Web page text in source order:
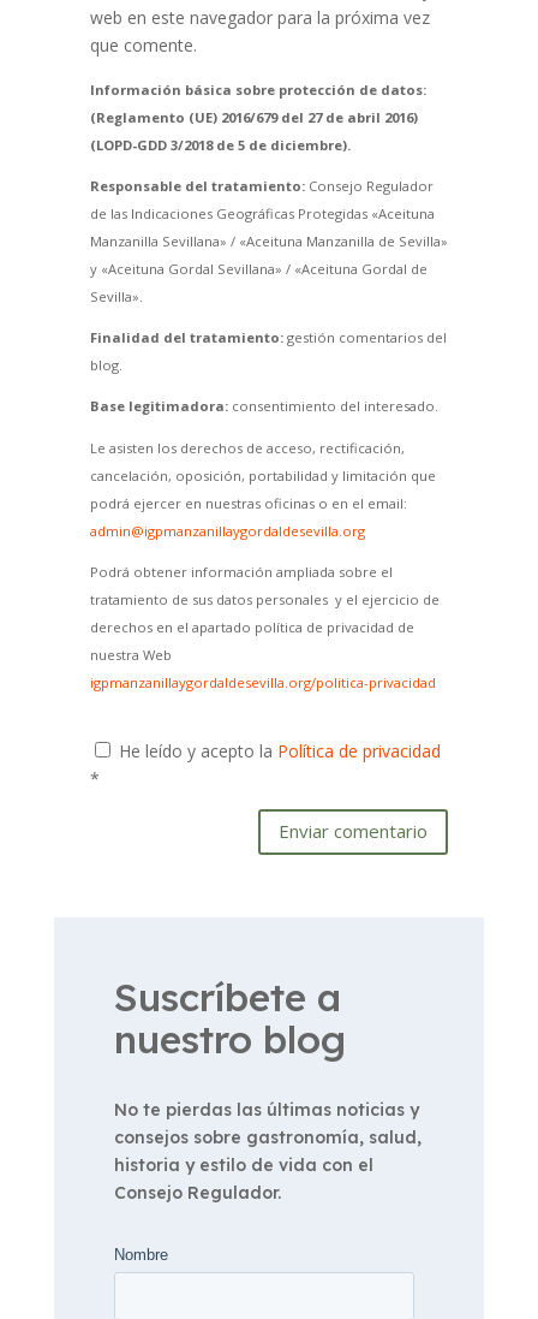
web en este navegador para la próxima vez
que comente.
Información básica sobre protección de datos:
(Reglamento (UE) 2016/679 del 27 de abril 2016)
(LOPD-GDD 3/2018 de 5 de diciembre).
Responsable del tratamiento:Consejo Regulador
de las Indicaciones Geográficas Protegidas «Aceituna
Manzanilla Sevillana» / «Aceituna Manzanilla de Sevilla»
y «Aceituna Gordal Sevillana» / «Aceituna Gordal de
Sevilla».
Finalidad del tratamiento:gestión comentarios del
blog.
Base legitimadora:consentimiento del interesado.
Le asisten los derechos de acceso, rectificación,
cancelación, oposición, portabilidad y limitación que
podrá ejercer en nuestras oficinas o en el email:
admin@igpmanzanillaygordaldesevilla.org
Podrá obtener información ampliada sobre el
tratamiento de sus datos personales y el ejercicio de
derechos en el apartado política de privacidad de
nuestra Web
igpmanzanillaygordaldesevilla.org/politica-privacidad
He leído y acepto la Política de privacidad
*
Enviar comentario
Suscríbete a
nuestro blog
No te pierdas las últimas noticias y
consejos sobre gastronomía, salud,
historia y estilo de vida con el
Consejo Regulador.